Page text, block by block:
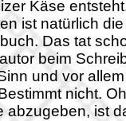
Käse
ist natürlich
Das tat
beim
und vor
nicht.
abzugeben, ist